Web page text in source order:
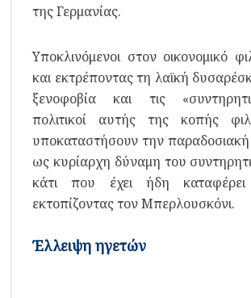
της Γερμανίας.
Υποκλινόμενοι στον οικονομικό
και εκτρέποντας τη λαϊκή
ξενοφοβία και τις
πολιτικοί αυτής της κοπής
υποκαταστήσουν την παραδοσιακή
ως κυρίαρχη δύναμη του
κάτι που έχει ήδη
εκτοπίζοντας τον Μπερλουσκόνι.
Έλλειψη ηγετών